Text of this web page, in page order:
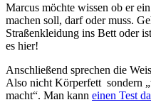
Marcus möchte wissen ob er
machen soll, darf oder muss.
Straßenkleidung ins Bett oder
es hier!
Anschließend sprechen die
Also nicht Körperfett sondern
macht“. Man kann einen Test